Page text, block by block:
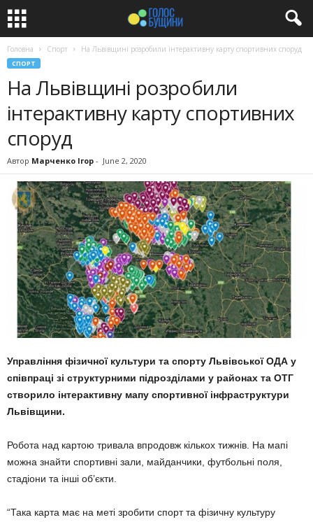
Головна Спорт На Львівщині розробили інтерактивну карту спортивних споруд
СПОРТ
На Львівщині розробили
інтерактивну карту спортивних
споруд
Автор Марченко Ігор - June 2, 2020
Управління фізичної культури та спорту Львівської ОДА у
співпраці зі структурними підрозділами у районах та ОТГ
створило інтерактивну мапу спортивної інфраструктури
Львівщини.
Робота над картою тривала впродовж кількох тижнів. На мапі
можна знайти спортивні зали, майданчики, футбольні поля,
стадіони та інші об’єкти.
“Така карта має на меті зробити спорт та фізичну культуру